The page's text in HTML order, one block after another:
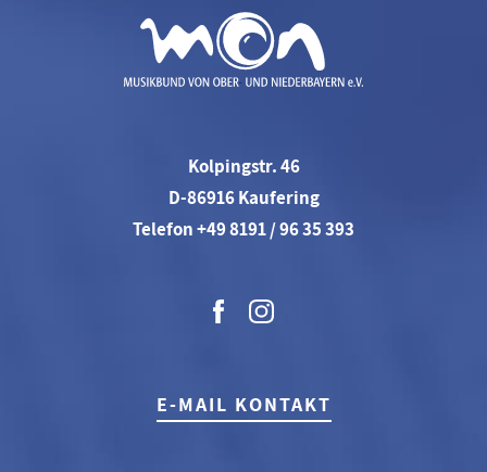
Kolpingstr. 46
D-86916 Kaufering
Telefon +49 8191 / 96 35 393
E-MAIL KONTAKT